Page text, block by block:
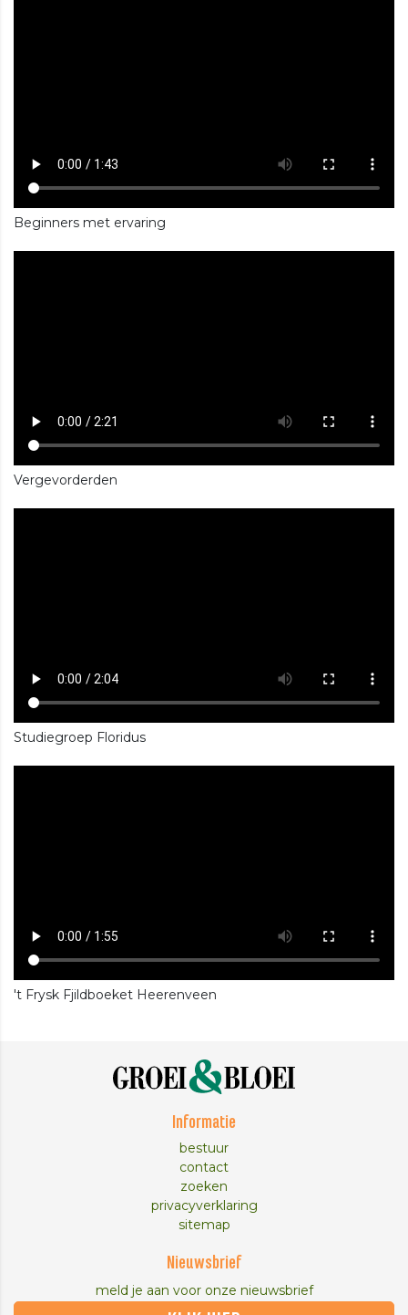
Beginners met ervaring
Vergevorderden
Studiegroep Floridus
't Frysk Fjildboeket Heerenveen
Informatie
bestuur
contact
zoeken
privacyverklaring
sitemap
Nieuwsbrief
meld je aan voor onze nieuwsbrief